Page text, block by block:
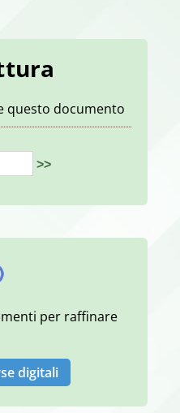
questo documento
>>
per raffinare
digitali